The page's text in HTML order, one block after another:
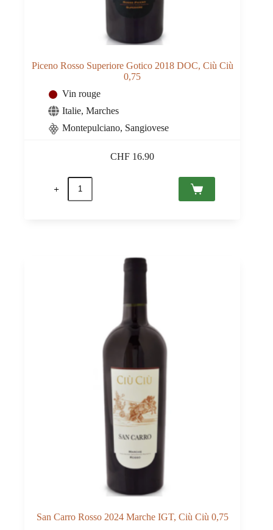
Piceno Rosso Superiore Gotico 2018 DOC, Ciù Ciù
0,75
Vin rouge
Italie, Marches
Montepulciano, Sangiovese
CHF 16.90
quantité
Piceno
San Carro Rosso 2024 Marche IGT, Ciù Ciù 0,75